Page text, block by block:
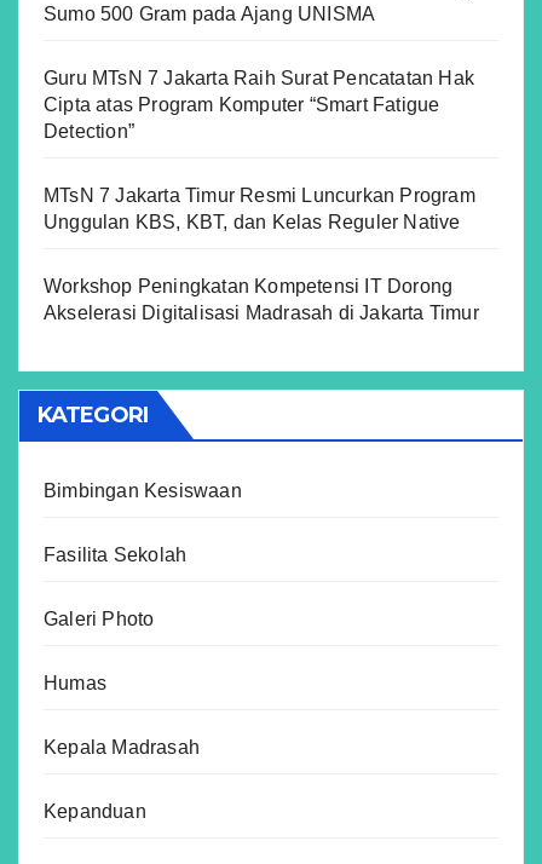
Sumo 500 Gram pada Ajang UNISMA
Guru MTsN 7 Jakarta Raih Surat Pencatatan Hak
Cipta atas Program Komputer “Smart Fatigue
Detection”
MTsN 7 Jakarta Timur Resmi Luncurkan Program
Unggulan KBS, KBT, dan Kelas Reguler Native
Workshop Peningkatan Kompetensi IT Dorong
Akselerasi Digitalisasi Madrasah di Jakarta Timur
KATEGORI
Bimbingan Kesiswaan
Fasilita Sekolah
Galeri Photo
Humas
Kepala Madrasah
Kepanduan